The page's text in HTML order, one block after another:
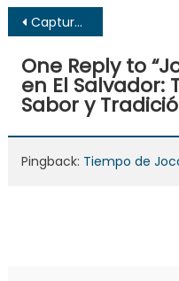
Navegación
de
entradas
Capturan a tres sujetos por realizar disparos al aire en Apopa, San Salvador
One Reply to “
en El Salvador:
Sabor y
Pingback: Tiempo de